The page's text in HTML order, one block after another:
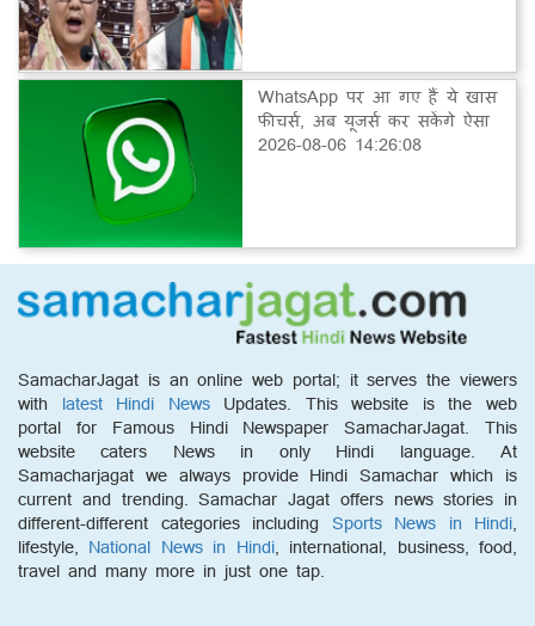
WhatsApp पर आ गए हैं ये खास
फीचर्स, अब यूजर्स कर सकेंगे ऐसा
2026-08-06 14:26:08
SamacharJagat is an online web portal; it serves the viewers
with latest Hindi NewsUpdates. This website is the web
portal for Famous Hindi Newspaper SamacharJagat. This
website caters News in only Hindi language. At
Samacharjagat we always provide Hindi Samachar which is
current and trending. Samachar Jagat offers news stories in
different-different categories including Sports News in Hindi,
lifestyle, National News in Hindi, international, business, food,
travel and many more in just one tap.